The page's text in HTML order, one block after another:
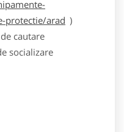
protectie/arad )
cautare
socializare